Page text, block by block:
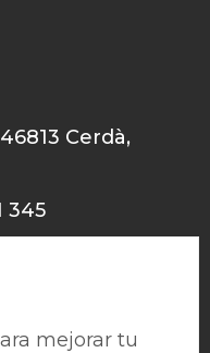
Cerdà,
345
18h
mejorar tu